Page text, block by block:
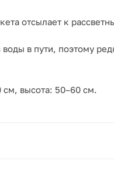
отсылает к
в пути, поэтому
см, высота: 50–60 см.